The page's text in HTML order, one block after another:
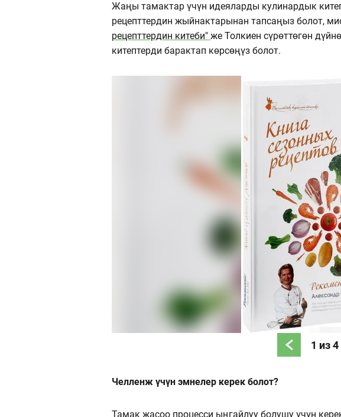
Жаңы тамактар үчүн идеяларды кулинардык
рецепттердин жыйнактарынан тапсаңыз болот,
рецепттердин китеби" же Толкиен сүрөттөгөн
китептерди барактап көрсөңүз болот.
1 из4
Челленж үчүн эмнелер керек болот?
Тамак жасоо процесси ыңгайлуу болушу үчүн